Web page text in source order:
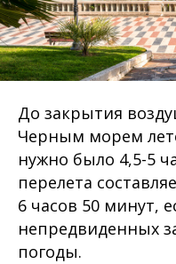
До закрытия
Черным морем
нужно было 4,5-5
перелета
6 часов 50 минут,
непредвиденных
погоды.